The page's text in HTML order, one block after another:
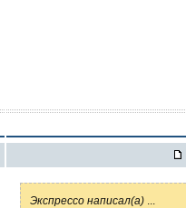
Экспрессо написал(а)